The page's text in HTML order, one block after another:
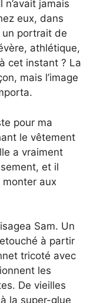
n’avait jamais
eux, dans
portrait de
athlétique,
cet instant ? La
mais l’image
pour ma
le vêtement
a vraiment
et il
aux
Sam. Un
à partir
tricoté avec
les
De vieilles
la super-glue